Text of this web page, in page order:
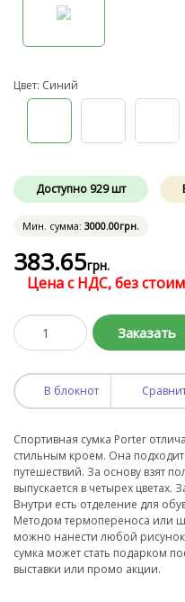
Цвет: Синий
Доступно 929 шт
Мин. сумма: 3000.00грн.
383.65грн.
Цена с НДС, без
Заказать
В блокнот
Спортивная сумка Porter
стильным кроем. Она
путешествий. За основу взят
выпускается в четырех
Внутри есть отделение для
Методом термопереноса или
можно нанести любой
сумка может стать подарком
выставки или промо акции.